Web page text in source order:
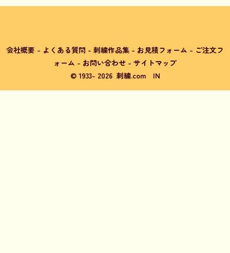
会社概要 - よくある質問 - 刺繍作品集 - お見積フォーム - ご注文フ
ォーム - お問い合わせ - サイトマップ
© 1933- 2026 刺繍.com IN